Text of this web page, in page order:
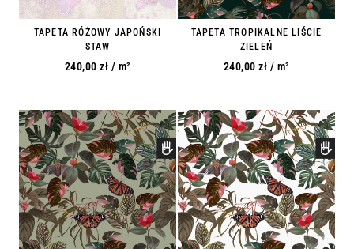
TAPETA RÓŻOWY JAPOŃSKI
STAW
240,00 zł / m²
TAPETA TROPIKALNE LIŚCIE
ZIELEŃ
240,00 zł / m²